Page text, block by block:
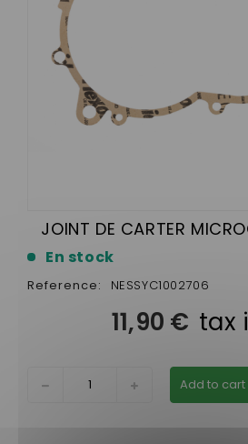
JOINT DE CARTER
En stock
Reference: NESSYC1002706
11,90 € tax
Add to cart